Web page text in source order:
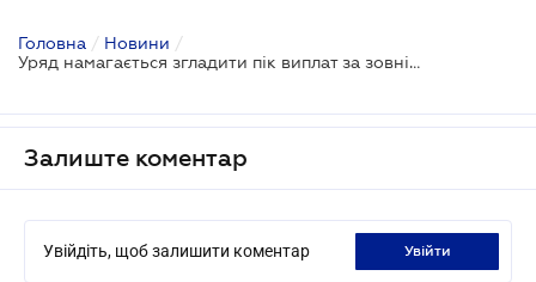
Головна / Новини /
Уряд намагається згладити пік виплат за зовнішніми боргами
Залиште коментар
Увійдіть, щоб залишити коментар увійти